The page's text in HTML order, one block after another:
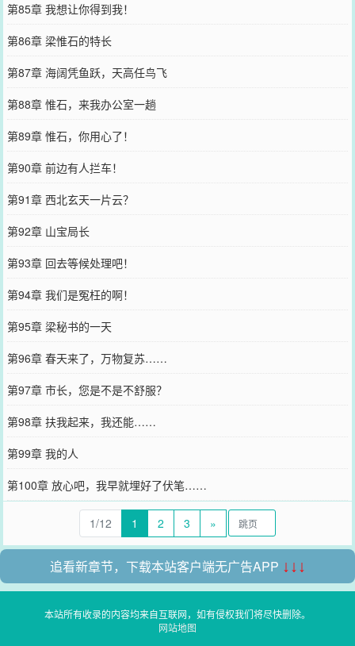
第85章 我想让你得到我！
第86章 梁惟石的特长
第87章 海阔凭鱼跃，天高任鸟飞
第88章 惟石，来我办公室一趟
第89章 惟石，你用心了！
第90章 前边有人拦车！
第91章 西北玄天一片云？
第92章 山宝局长
第93章 回去等候处理吧！
第94章 我们是冤枉的啊！
第95章 梁秘书的一天
第96章 春天来了，万物复苏……
第97章 市长，您是不是不舒服？
第98章 扶我起来，我还能……
第99章 我的人
第100章 放心吧，我早就埋好了伏笔……
1/12 1 2 3 »
追看新章节，下载本站客户端无广告APP ↓↓↓
本站所有收录的内容均来自互联网，如有侵权我们将尽快删除。
网站地图